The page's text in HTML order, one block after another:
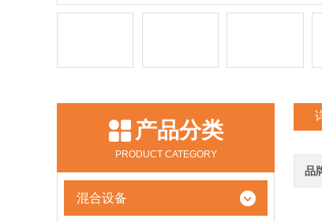
产品分类
PRODUCT CATEGORY
混合设备
品